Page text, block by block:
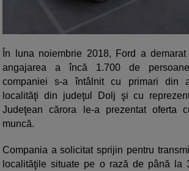
În luna noiembrie 2018, Ford a
angajarea a încă 1.700 de
companiei s-a întâlnit cu primari din
localităţi din judeţul Dolj şi cu
Judeţean cărora le-a prezentat oferta
muncă.
Compania a solicitat sprijin pentru
localităţile situate pe o rază de până la